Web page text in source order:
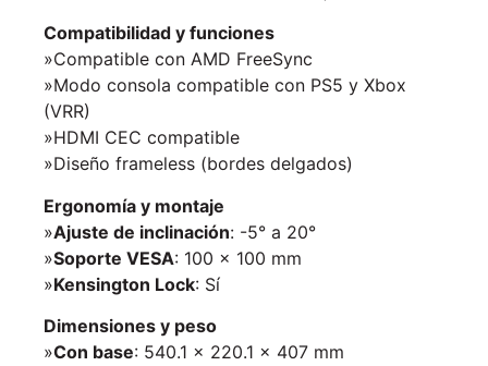
Compatibilidad y funciones
»Compatible con AMD FreeSync
»Modo consola compatible con PS5 y Xbox
(VRR)
»HDMI CEC compatible
»Diseño frameless (bordes delgados)
Ergonomía y montaje
»Ajuste de inclinación: -5° a 20°
»Soporte VESA: 100 × 100 mm
»Kensington Lock: Sí
Dimensiones y peso
»Con base: 540.1 × 220.1 × 407 mm